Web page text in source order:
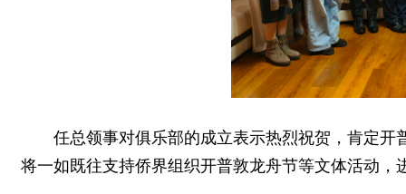
任总领事对俱乐部的成立表示热烈祝贺，肯定
将一如既往支持侨界组织开普敦龙舟节等文体活动，